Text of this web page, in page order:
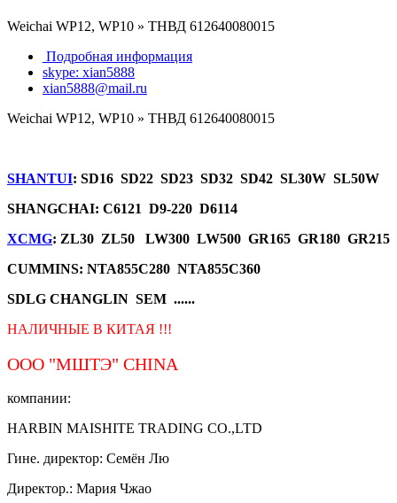
Weichai WP12, WP10 » ТНВД 612640080015
Подробная информация
skype: xian5888
xian5888@mail.ru
Weichai WP12, WP10 » ТНВД 612640080015
SHANTUI: SD16 SD22 SD23 SD32 SD42 SL30W SL50W
SHANGCHAI: C6121 D9-220 D6114
XCMG: ZL30 ZL50 LW300 LW500 GR165 GR180 GR215
CUMMINS: NTA855C280 NTA855C360
SDLG CHANGLIN SEM ......
НАЛИЧНЫЕ В КИТАЯ !!!
ООО "МШТЭ" CHINA
компании:
HARBIN MAISHITE TRADING CO.,LTD
Гине. директор: Семён Лю
Директор.: Мария Чжао